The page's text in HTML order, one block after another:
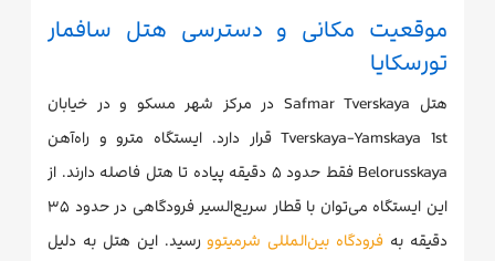
موقعیت مکانی و دسترسی هتل سافمار
تورسکایا
هتل Safmar Tverskaya در مرکز شهر مسکو و در خیابان
Tverskaya-Yamskaya 1st قرار دارد. ایستگاه مترو و راه‌آهن
Belorusskaya فقط حدود ۵ دقیقه پیاده تا هتل فاصله دارند. از
این ایستگاه می‌توان با قطار سریع‌السیر فرودگاهی در حدود ۳۵
دقیقه به فرودگاه بین‌المللی شرمیتوورسید. این هتل به دلیل